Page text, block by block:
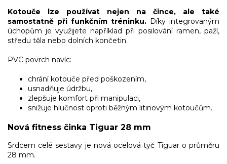
Kotouče lze používat nejen na čince, ale také
samostatně při funkčním tréninku. Díky integrovaným
úchopům je využijete například při posilování ramen, paží,
středu těla nebo dolních končetin.
PVC povrch navíc:
chrání kotouče před poškozením,
usnadňuje údržbu,
zlepšuje komfort při manipulaci,
snižuje hlučnost oproti běžným litinovým kotoučům.
Nová fitness činka Tiguar 28 mm
Srdcem celé sestavy je nová ocelová tyč Tiguar o průměru
28 mm.